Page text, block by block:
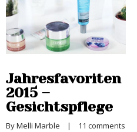
Jahresfavoriten
2015 –
Gesichtspflege
By Melli Marble
    |
11 comments